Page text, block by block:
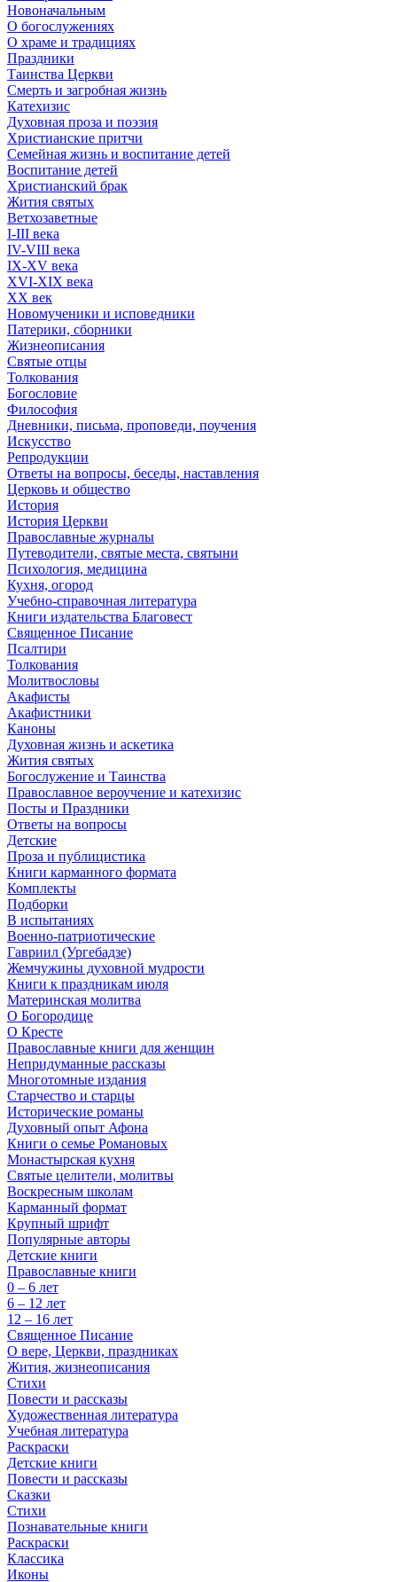
Новоначальным
О богослужениях
О храме и традициях
Праздники
Таинства Церкви
Смерть и загробная жизнь
Катехизис
Духовная проза и поэзия
Христианские притчи
Семейная жизнь и воспитание детей
Воспитание детей
Христианский брак
Жития святых
Ветхозаветные
I-III века
IV-VIII века
IX-XV века
XVI-XIX века
XX век
Новомученики и исповедники
Патерики, сборники
Жизнеописания
Святые отцы
Толкования
Богословие
Философия
Дневники, письма, проповеди, поучения
Искусство
Репродукции
Ответы на вопросы, беседы, наставления
Церковь и общество
История
История Церкви
Православные журналы
Путеводители, святые места, святыни
Психология, медицина
Кухня, огород
Учебно-справочная литература
Книги издательства Благовест
Священное Писание
Псалтири
Толкования
Молитвословы
Акафисты
Акафистники
Каноны
Духовная жизнь и аскетика
Жития святых
Богослужение и Таинства
Православное вероучение и катехизис
Посты и Праздники
Ответы на вопросы
Детские
Проза и публицистика
Книги карманного формата
Комплекты
Подборки
В испытаниях
Военно-патриотические
Гавриил (Ургебадзе)
Жемчужины духовной мудрости
Книги к праздникам июля
Материнская молитва
О Богородице
О Кресте
Православные книги для женщин
Непридуманные рассказы
Многотомные издания
Старчество и старцы
Исторические романы
Духовный опыт Афона
Книги о семье Романовых
Монастырская кухня
Святые целители, молитвы
Воскресным школам
Карманный формат
Крупный шрифт
Популярные авторы
Детские книги
Православные книги
0 – 6 лет
6 – 12 лет
12 – 16 лет
Священное Писание
О вере, Церкви, праздниках
Жития, жизнеописания
Стихи
Повести и рассказы
Художественная литература
Учебная литература
Раскраски
Детские книги
Повести и рассказы
Сказки
Стихи
Познавательные книги
Раскраски
Классика
Иконы